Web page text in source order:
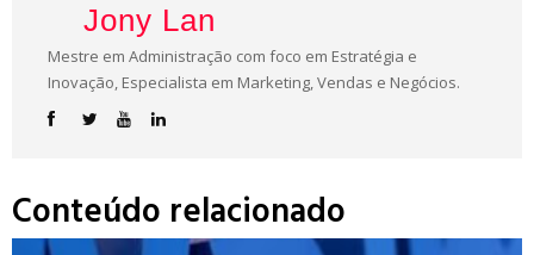
Jony Lan
Mestre em Administração com foco em Estratégia e
Inovação, Especialista em Marketing, Vendas e Negócios.
Conteúdo relacionado